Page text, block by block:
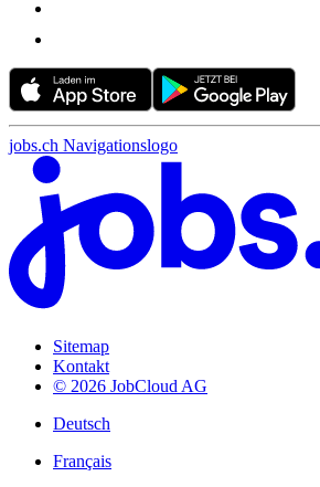
jobs.ch Navigationslogo
Sitemap
Kontakt
© 2026 JobCloud AG
Deutsch
Français